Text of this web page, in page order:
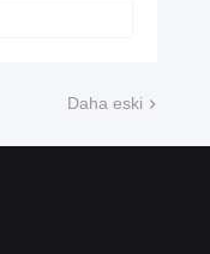
Daha eski